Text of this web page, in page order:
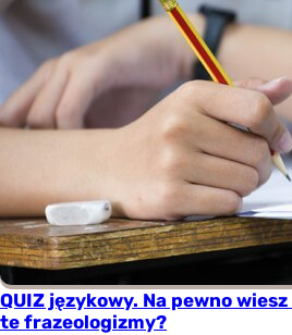
QUIZ językowy. Na pewno
te frazeologizmy?